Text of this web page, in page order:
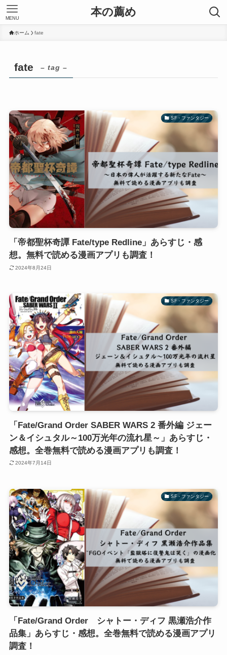
本の薦め
MENU
ホーム fate
fate – tag –
SF・ファンタジー
「帝都聖杯奇譚 Fate/type Redline」あらすじ・感
想。無料で読める漫画アプリも調査！
2024年8月24日
SF・ファンタジー
「Fate/Grand Order SABER WARS 2 番外編 ジェー
ン＆イシュタル～100万光年の流れ星～」あらすじ・
感想。全巻無料で読める漫画アプリも調査！
2024年7月14日
SF・ファンタジー
「Fate/Grand Order シャトー・ディフ 黒瀬浩介作
品集」あらすじ・感想。全巻無料で読める漫画アプリ
調査！